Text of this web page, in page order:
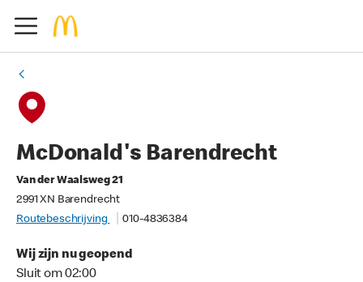
McDonald's Barendrecht
Van der Waalsweg 21
2991 XN Barendrecht
Routebeschrijving
010-4836384
Wij zijn nu geopend
Sluit om 02:00